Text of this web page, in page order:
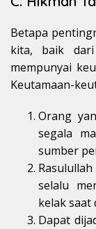
Betapa
kita, baik
mempunyai
Keutamaan-
Orang
segala
sumber
selalu
kelak
Dapat